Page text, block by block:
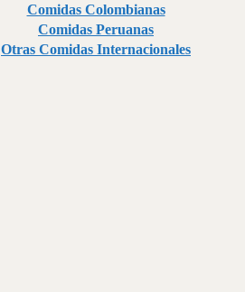
Comidas Colombianas
Comidas Peruanas
Otras Comidas Internacionales